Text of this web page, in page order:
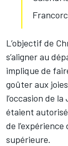
L’objectif de
s’aligner au
implique de
goûter aux
l’occasion de
étaient
de
supérieure.